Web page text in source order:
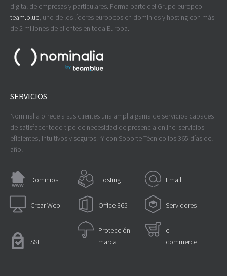
digital de empresas y particulares. Forma parte del Grupo europeo
team.blue , uno de los líderes europeos en dominios y hosting con más
de 2 millones de clientes en toda Europa.
SERVICIOS
Nominalia ofrece a sus clientes una amplia gama de servicios capaces
de satisfacer todo tipo de necesidad de presencia online: servicios
eficientes, intuitivos y seguros. ¡Y con Soporte Técnico los 365 días del
año!
Dominios Hosting Email
Crear Web Office 365 Servidores
SSL
Protección
marca
e-
commerce